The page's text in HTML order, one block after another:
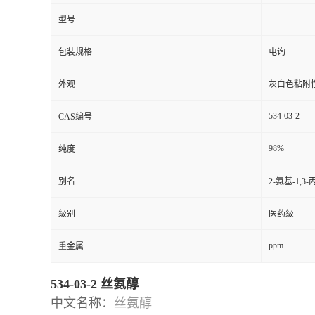
型号
包装规格 电询
外观 灰白色粘附
CAS编号 534-03-2
纯度 98%
别名 2-氨基-1,3-
级别 医药级
重金属 ppm
534-03-2 丝氨醇
中文名称： 丝氨醇